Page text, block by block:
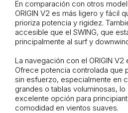
En comparación con otros
ORIGIN V2 es más ligero y fácil
prioriza potencia y rigidez.
accesible que el SWING, que
principalmente al surf y
La navegación con el ORIGIN V2
Ofrece potencia controlada que
sin esfuerzo, especialmente en
grandes o tablas voluminosas,
excelente opción para
comodidad en vientos suaves.